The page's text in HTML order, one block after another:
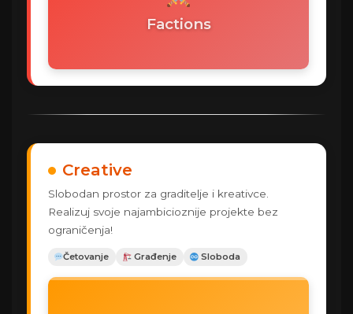
Factions
Creative
Slobodan prostor za graditelje i kreativce.
Realizuj svoje najambicioznije projekte bez
ograničenja!
Četovanje ️ Građenje ️ Sloboda